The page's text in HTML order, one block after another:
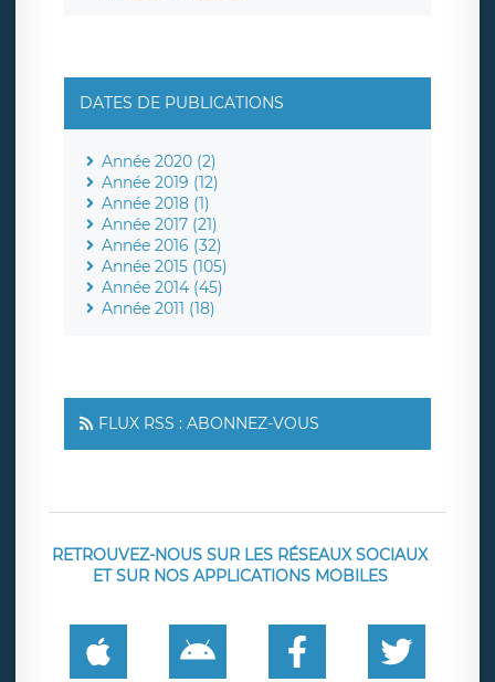
DATES DE PUBLICATIONS
Année 2020 (2)
Année 2019 (12)
Année 2018 (1)
Année 2017 (21)
Année 2016 (32)
Année 2015 (105)
Année 2014 (45)
Année 2011 (18)
FLUX RSS : ABONNEZ-VOUS
RETROUVEZ-NOUS SUR LES RÉSEAUX SOCIAUX
ET SUR NOS APPLICATIONS MOBILES